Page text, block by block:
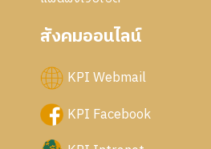
สังคมออนไลน์
KPI Webmail
KPI Facebook